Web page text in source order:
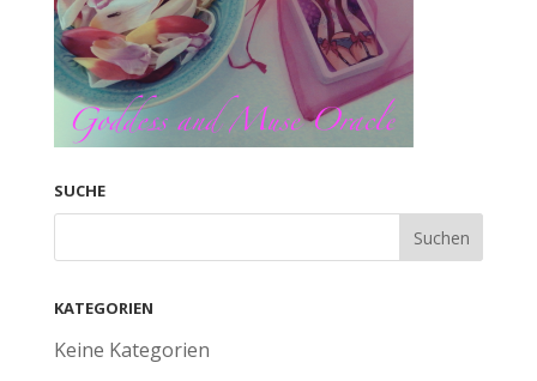
SUCHE
KATEGORIEN
Keine Kategorien